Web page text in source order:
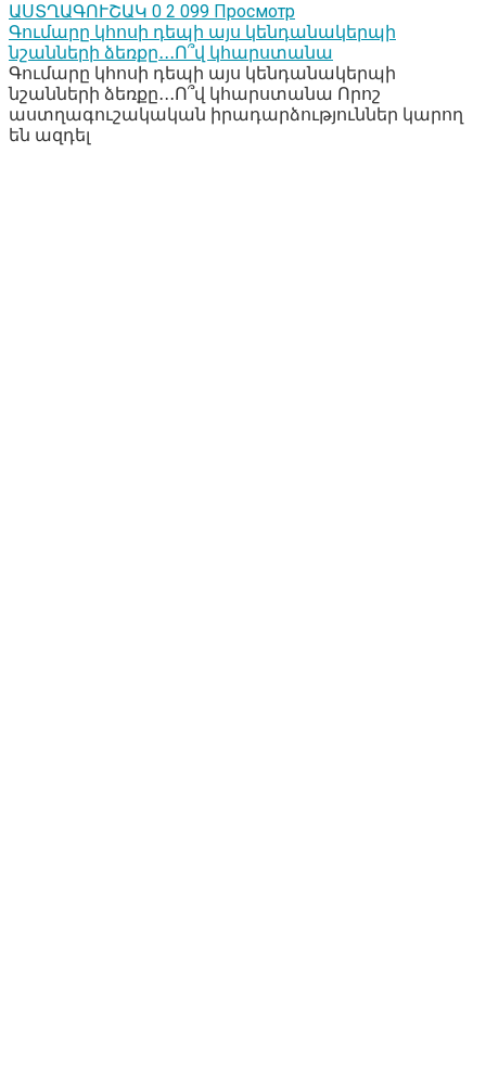
ԱՍՏՂԱԳՈՒՇԱԿ 0 2 099 Просмотр
Գումարը կհոսի դեպի այս կենդանակերպի
նշանների ձեռքը․․․Ո՞վ կհարստանա
Գումարը կհոսի դեպի այս կենդանակերպի
նշանների ձեռքը․․․Ո՞վ կհարստանա Որոշ
աստղագուշակական իրադարձություններ կարող
են ազդել